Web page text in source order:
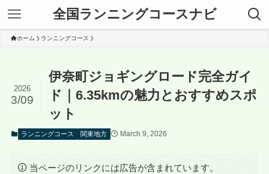
全国ランニングコースナビ
ホーム ランニングコース
伊奈町ジョギングロード完全ガイ
ド｜6.35kmの魅力とおすすめスポ
ット
2026
3/09
ランニングコース 関東地方 March 9, 2026
当ページのリンクには広告が含まれています。